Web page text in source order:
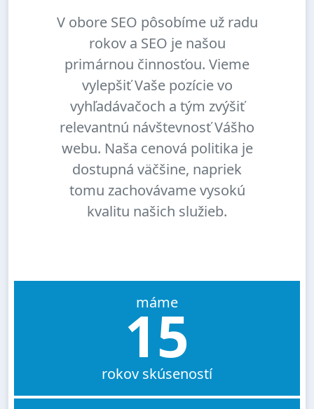
V obore SEO pôsobíme už radu
rokov a SEO je našou
primárnou činnosťou. Vieme
vylepšiť Vaše pozície vo
vyhľadávačoch a tým zvýšiť
relevantnú návštevnosť Vášho
webu. Naša cenová politika je
dostupná väčšine, napriek
tomu zachovávame vysokú
kvalitu našich služieb.
máme
15
rokov skúseností